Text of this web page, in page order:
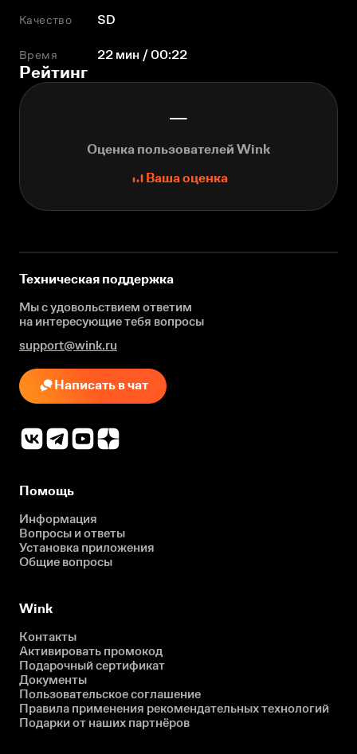
Качество SD
Время 22 мин / 00:22
Рейтинг
—
Оценка пользователей Wink
Ваша оценка
Техническая поддержка
Мы с удовольствием ответим
на интересующиетебя вопросы
support@wink.ru
Написать в чат
Помощь
Информация
Вопросы и ответы
Установка приложения
Общие вопросы
Wink
Контакты
Активировать промокод
Подарочный сертификат
Документы
Пользовательское соглашение
Правила применения рекомендательных технологий
Подарки от наших партнёров